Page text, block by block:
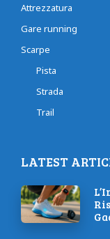
Attrezzatura
Gare running
Scarpe
Pista
Strada
Trail
LATEST